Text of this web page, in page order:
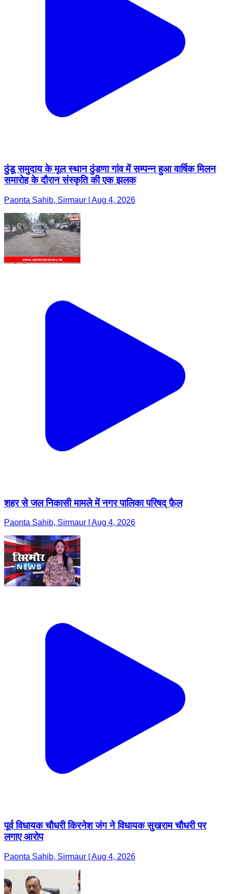
ठुंडू समुदाय के मूल स्थान ठुंडणा गांव में सम्पन्न हुआ वार्षिक मिलन
समारोह के दौरान संस्कृति की एक झलक
Paonta Sahib, Sirmaur | Aug 4, 2026
शहर से जल निकासी मामले में नगर पालिका परिषद् फ़ैल
Paonta Sahib, Sirmaur | Aug 4, 2026
पूर्व विधायक चौधरी किरनेश जंग ने विधायक सुखराम चौधरी पर
लगाए आरोप
Paonta Sahib, Sirmaur | Aug 4, 2026